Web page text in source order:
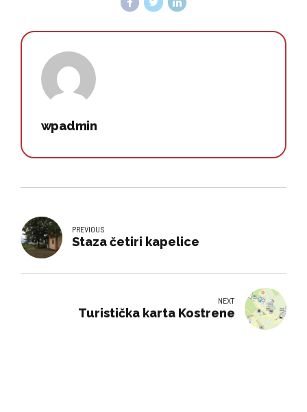
wpadmin
PREVIOUS
Staza četiri kapelice
NEXT
Turistička karta Kostrene